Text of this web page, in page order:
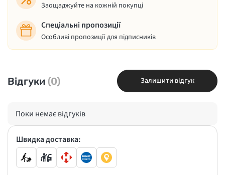
Заощаджуйте на кожній покупці
Спеціальні пропозиції
Особливі пропозиції для підписників
Відгуки (0) Залишити відгук
Поки немає відгуків
Швидка доставка: